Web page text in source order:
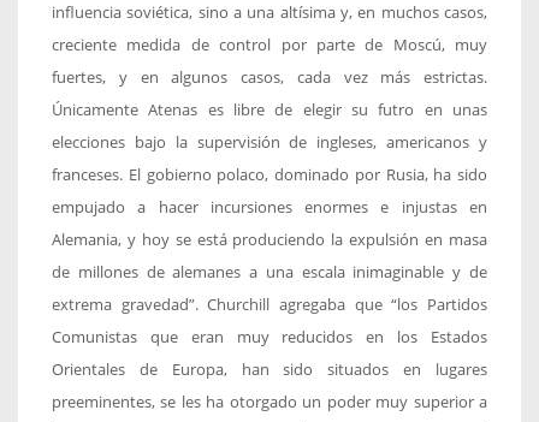
influencia soviética, sino a una altísima y, en muchos casos,
creciente medida de control por parte de Moscú, muy
fuertes, y en algunos casos, cada vez más estrictas.
Únicamente Atenas es libre de elegir su futro en unas
elecciones bajo la supervisión de ingleses, americanos y
franceses. El gobierno polaco, dominado por Rusia, ha sido
empujado a hacer incursiones enormes e injustas en
Alemania, y hoy se está produciendo la expulsión en masa
de millones de alemanes a una escala inimaginable y de
extrema gravedad”. Churchill agregaba que “los Partidos
Comunistas que eran muy reducidos en los Estados
Orientales de Europa, han sido situados en lugares
preeminentes, se les ha otorgado un poder muy superior a